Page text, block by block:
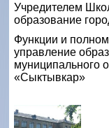
Учредителем
образование
Функции и
управление
муниципального
«Сыктывкар»